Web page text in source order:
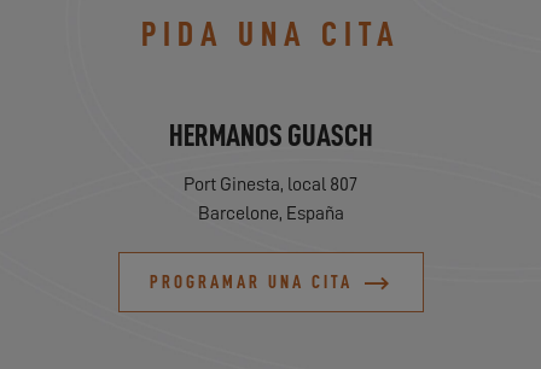
PIDA UNA CITA
HERMANOS GUASCH
Port Ginesta, local 807
Barcelone, España
PROGRAMAR UNA CITA